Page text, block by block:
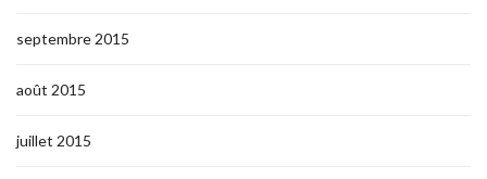
septembre 2015
août 2015
juillet 2015